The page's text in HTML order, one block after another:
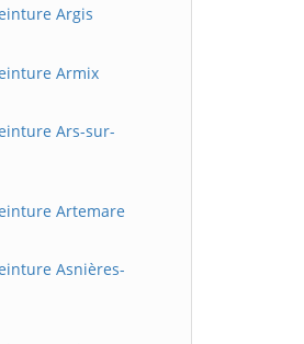
Argis
Armix
Ars-sur-
Artemare
Asnières-